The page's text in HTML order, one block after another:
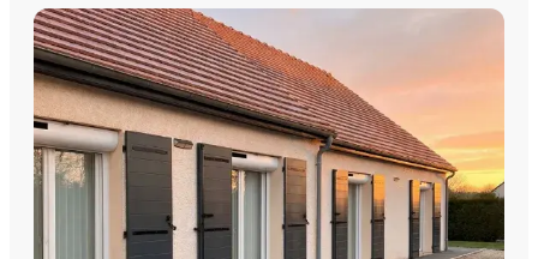
COULISSANTS & BAIES VITRÉES
Coulissants Aluminium
Découvrez nos Baies coulissantes et portes-fenêtres
aluminium avec pose par les équipes Plein Jour Habitat.
DÉCOUVRIR